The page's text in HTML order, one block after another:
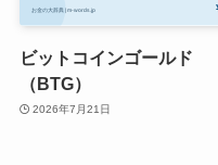
ビットコインゴールド
（BTG）
2026年7月21日